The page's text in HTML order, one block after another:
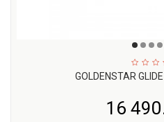
GOLDENSTAR
16